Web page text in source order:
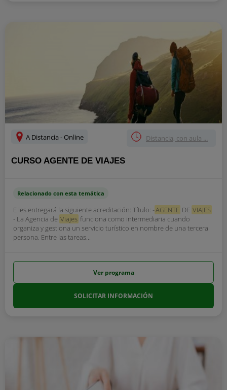
A Distancia - Online Distancia, con aula ...
CURSO AGENTE DE VIAJES
Relacionado con esta temática
E les entregará la siguiente acreditación: Título: -AGENTE DE VIAJES
- La Agencia de Viajes funciona como intermediaria cuando
organiza y gestiona un servicio turístico en nombre de una tercera
persona. Entre las tareas...
Ver programa
SOLICITAR INFORMACIÓN